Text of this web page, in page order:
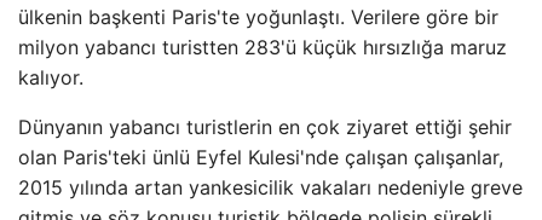
ülkenin başkenti Paris'te yoğunlaştı. Verilere göre bir
milyon yabancı turistten 283'ü küçük hırsızlığa maruz
kalıyor.
Dünyanın yabancı turistlerin en çok ziyaret ettiği şehir
olan Paris'teki ünlü Eyfel Kulesi'nde çalışan çalışanlar,
2015 yılında artan yankesicilik vakaları nedeniyle greve